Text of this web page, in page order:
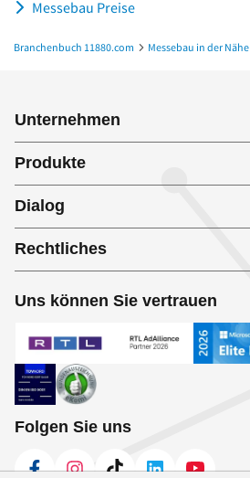
Messebau Preise
Branchenbuch 11880.com Messebau in der Nähe
Unternehmen
Produkte
Dialog
Rechtliches
Uns können Sie vertrauen
Folgen Sie uns